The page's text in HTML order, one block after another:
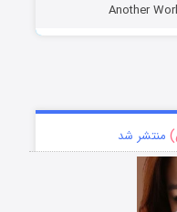
منتشر شد